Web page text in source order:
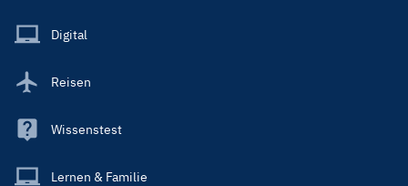
Main
Digital
Reisen
Wissenstest
Lernen & Familie